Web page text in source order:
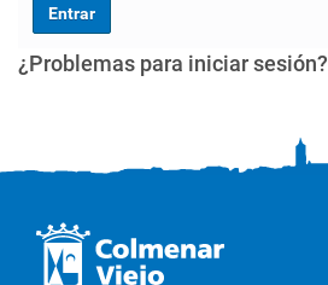
¿Problemas para iniciar sesión?